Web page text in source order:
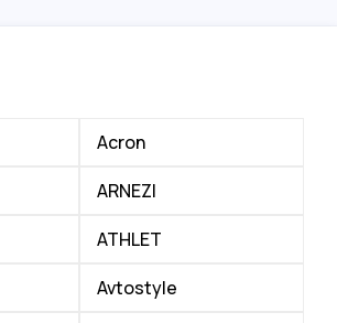
Acron
ARNEZI
ATHLET
Avtostyle